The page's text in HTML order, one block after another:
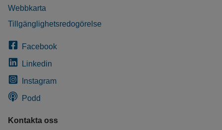
Webbkarta
Tillgänglighetsredogörelse
Facebook
Linkedin
Instagram
Podd
Kontakta oss